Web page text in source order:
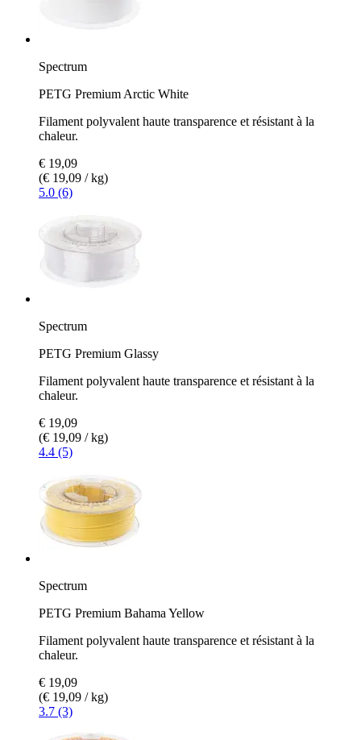
Spectrum
PETG Premium Arctic White
Filament polyvalent haute transparence et résistant à la
chaleur.
€ 19,09
(€ 19,09 / kg)
5.0 (6)
Spectrum
PETG Premium Glassy
Filament polyvalent haute transparence et résistant à la
chaleur.
€ 19,09
(€ 19,09 / kg)
4.4 (5)
Spectrum
PETG Premium Bahama Yellow
Filament polyvalent haute transparence et résistant à la
chaleur.
€ 19,09
(€ 19,09 / kg)
3.7 (3)